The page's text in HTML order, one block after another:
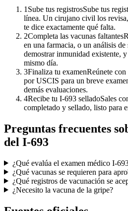
1 Sube tus registrosSube tus
línea. Un cirujano civil los
te dice exactamente qué falta.
2Completa las vacunas faltantes
en una farmacia, o un análisis
demostrar inmunidad existente,
mismo día.
3Finaliza tu examenReúnete
por USCIS para un breve
demás evaluaciones.
4Recibe tu I-693 selladoSales
completado y sellado, listo para
Preguntas frecuentes
del I-693
¿Qué evalúa el examen médico I-
¿Qué vacunas se requieren para
¿Qué registros de vacunación se
¿Necesito la vacuna de la gripe?